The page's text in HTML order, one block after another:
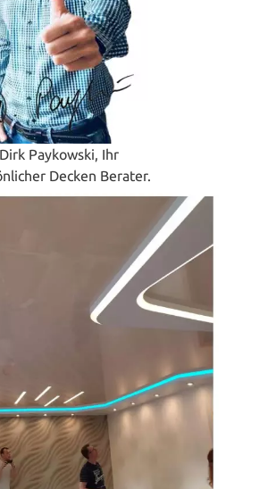
Dirk Paykowski, Ihr
Decken Berater.